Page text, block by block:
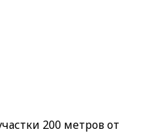
200 метров от